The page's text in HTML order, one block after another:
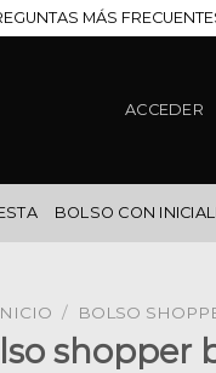
MÁS
ACCEDER
BOLSO CON
/ BOLSO
shopper